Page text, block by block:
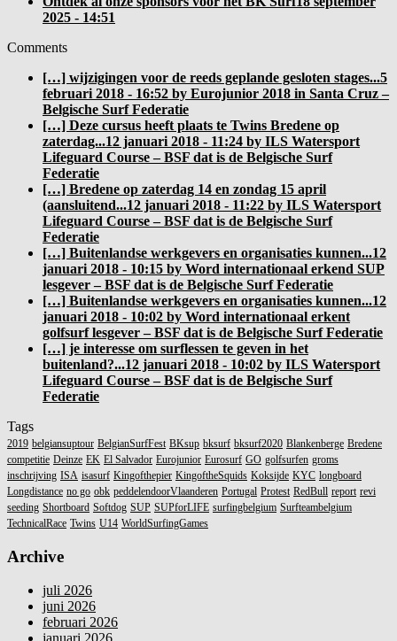
2025 - 14:51
Comments
[…] wijzigingen voor de reeds geplande gesloten stages...5
februari 2018 - 16:52 by Eurojunior 2018 in Santa Cruz –
Belgische Surf Federatie
[…] Deze cursus heeft plaats te Twins Bredene op
zaterdag...12 januari 2018 - 11:24 by ILS Watersport
Lifeguard Course – BSF dat is de Belgische Surf
Federatie
[…] Bredene op zaterdag 14 en zondag 15 april
(aansluitend...12 januari 2018 - 11:22 by ILS Watersport
Lifeguard Course – BSF dat is de Belgische Surf
Federatie
[…] Buitenlandse werkgevers en organisaties kunnen...12
januari 2018 - 10:15 by Word internationaal erkend SUP
lesgever – BSF dat is de Belgische Surf Federatie
[…] Buitenlandse werkgevers en organisaties kunnen...12
januari 2018 - 10:02 by Word internationaal erkent
golfsurf lesgever – BSF dat is de Belgische Surf Federatie
[…] je interesse om surflessen te geven in het
buitenland?...12 januari 2018 - 10:02 by ILS Watersport
Lifeguard Course – BSF dat is de Belgische Surf
Federatie
Tags
2019 belgiansuptour BelgianSurfFest BKsup bksurf bksurf2020 Blankenberge Bredene
competitie Deinze EK El Salvador Eurojunior Eurosurf GO golfsurfen groms
inschrijving ISA isasurf Kingofthepier KingoftheSquids Koksijde KYC longboard
Longdistance no go obk peddelendoorVlaanderen Portugal Protest RedBull report revi
seeding Shortboard Softdog SUP SUPforLIFE surfingbelgium Surfteambelgium
TechnicalRace Twins U14 WorldSurfingGames
Archive
juli 2026
juni 2026
februari 2026